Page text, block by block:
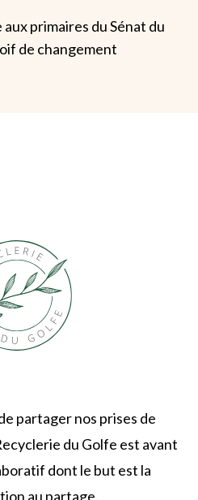
primaires du Sénat du
de changement
partager nos prises de
du Golfe est avant
dont le but est la
au partage.